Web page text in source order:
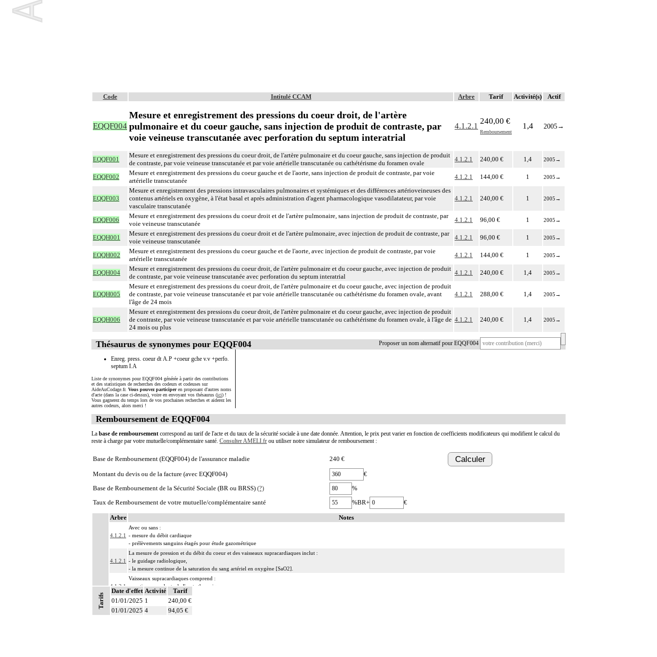
Code Intitulé CCAM Arbre Tarif Activité(s) Actif
EQQF004
Mesure et enregistrement des pressions du coeur droit, de l'artère
pulmonaire et du coeur gauche, sans injection de produit de contraste, par
voie veineuse transcutanée avec perforation du septum interatrial
4.1.2.1
240,00 €
Remboursement
1,4 2005→
EQQF001
Mesure et enregistrement des pressions du coeur droit, de l'artère pulmonaire et du coeur gauche, sans injection de produit
de contraste, par voie veineuse transcutanée et par voie artérielle transcutanée ou cathétérisme du foramen ovale
4.1.2.1 240,00 € 1,4 2005 →
EQQF002
Mesure et enregistrement des pressions du coeur gauche et de l'aorte, sans injection de produit de contraste, par voie
artérielle transcutanée
4.1.2.1 144,00 € 1 2005 →
EQQF003
Mesure et enregistrement des pressions intravasculaires pulmonaires et systémiques et des différences artérioveineuses des
contenus artériels en oxygène, à l'état basal et après administration d'agent pharmacologique vasodilatateur, par voie
vasculaire transcutanée
4.1.2.1 240,00 € 1 2005 →
EQQF006
Mesure et enregistrement des pressions du coeur droit et de l'artère pulmonaire, sans injection de produit de contraste, par
voie veineuse transcutanée
4.1.2.1 96,00 € 1 2005 →
EQQH001
Mesure et enregistrement des pressions du coeur droit et de l'artère pulmonaire, avec injection de produit de contraste, par
voie veineuse transcutanée
4.1.2.1 96,00 € 1 2005 →
EQQH002
Mesure et enregistrement des pressions du coeur gauche et de l'aorte, avec injection de produit de contraste, par voie
artérielle transcutanée
4.1.2.1 144,00 € 1 2005 →
EQQH004
Mesure et enregistrement des pressions du coeur droit, de l'artère pulmonaire et du coeur gauche, avec injection de produit
de contraste, par voie veineuse transcutanée avec perforation du septum interatrial
4.1.2.1 240,00 € 1,4 2005 →
EQQH005
Mesure et enregistrement des pressions du coeur droit, de l'artère pulmonaire et du coeur gauche, avec injection de produit
de contraste, par voie veineuse transcutanée et par voie artérielle transcutanée ou cathétérisme du foramen ovale, avant
l'âge de 24 mois
4.1.2.1 288,00 € 1,4 2005 →
EQQH006
Mesure et enregistrement des pressions du coeur droit, de l'artère pulmonaire et du coeur gauche, avec injection de produit
de contraste, par voie veineuse transcutanée et par voie artérielle transcutanée ou cathétérisme du foramen ovale, à l'âge de
24 mois ou plus
4.1.2.1 240,00 € 1,4 2005 →
Proposer un nom alternatif pour EQQF004
Thésaurus de synonymes pour EQQF004
Enreg. press. coeur dt A.P +coeur gche v.v +perfo.
septum I.A
Liste de synonymes pour EQQF004 générée à partir des contributions
et des statistiques de recherches des codeurs et codeuses sur
AideAuCodage.fr. Vous pouvez participeren proposant d'autres noms
d'acte (dans la case ci-dessus), voire en envoyant vos thésaurus (ici) !
Vous gagnerez du temps lors de vos prochaines recherches et aiderez les
autres codeurs, alors merci !
Remboursement de EQQF004
La base de remboursement correspond au tarif de l'acte et du taux de la sécurité sociale à une date donnée. Attention, le prix peut varier en fonction de coefficients modificateurs qui modifient le calcul du
reste à charge par votre mutuelle/complémentaire santé. Consulter AMELI.fr ou utiliser notre simulateur de remboursement :
Base de Remboursement (EQQF004) de l'assurance maladie 240 € Calculer
Montant du devis ou de la facture (avec EQQF004)
€
Base de Remboursement de la Sécurité Sociale (BR ou BRSS) (?)
%
Taux de Remboursement de votre mutuelle/complémentaire santé
%BR+ €
Arbre Notes
4.1.2.1
Avec ou sans :
- mesure du débit cardiaque
- prélèvements sanguins étagés pour étude gazométrique
4.1.2.1
La mesure de pression et du débit du coeur et des vaisseaux supracardiaques inclut :
- le guidage radiologique,
- la mesure continue de la saturation du sang artériel en oxygène [SaO2].
4.1.2.1
Vaisseaux supracardiaques comprend :
- portion ascendante de l'aorte thoracique
- tronc et branches de l'artère pulmonaire
4
Par résection-anastomose d'un vaisseau, on entend : résection d'un axe vasculaire avec restauration de la continuité par anastomose.
Par recanalisation intraluminale d'un vaisseau, on entend : rétablissement de la circulation dans un vaisseau par forage guidé d'une néolumière au travers d'un obstacle totalement obstructif. Elle
Tarifs
Date d'effet Activité
Tarif
01/01/2025 1
240,00 €
01/01/2025 4 94,05 €